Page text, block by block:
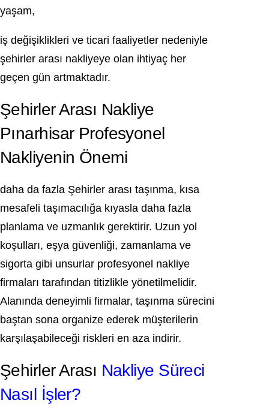
yaşam,
iş değişiklikleri ve ticari faaliyetler nedeniyle
şehirler arası nakliyeye olan ihtiyaç her
geçen gün artmaktadır.
Şehirler Arası Nakliye
Pınarhisar Profesyonel
Nakliyenin Önemi
daha da fazla Şehirler arası taşınma, kısa
mesafeli taşımacılığa kıyasla daha fazla
planlama ve uzmanlık gerektirir. Uzun yol
koşulları, eşya güvenliği, zamanlama ve
sigorta gibi unsurlar profesyonel nakliye
firmaları tarafından titizlikle yönetilmelidir.
Alanında deneyimli firmalar, taşınma sürecini
baştan sona organize ederek müşterilerin
karşılaşabileceği riskleri en aza indirir.
Şehirler Arası Nakliye Süreci
Nasıl İşler?